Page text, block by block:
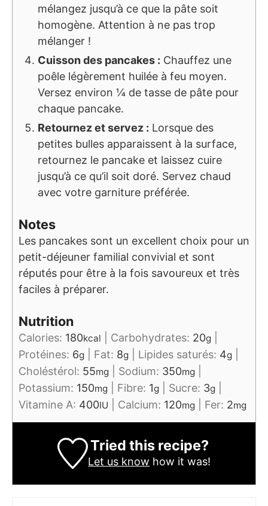
mélangez jusqu’à ce que la pâte soit
homogène. Attention à ne pas trop
mélanger !
Cuisson des pancakes : Chauffez une
poêle légèrement huilée à feu moyen.
Versez environ ¼ de tasse de pâte pour
chaque pancake.
Retournez et servez : Lorsque des
petites bulles apparaissent à la surface,
retournez le pancake et laissez cuire
jusqu’à ce qu’il soit doré. Servez chaud
avec votre garniture préférée.
Notes
Les pancakes sont un excellent choix pour un
petit-déjeuner familial convivial et sont
réputés pour être à la fois savoureux et très
faciles à préparer.
Nutrition
Calories: 180kcal Carbohydrates: 20g
Protéines: 6g Fat: 8g Lipides saturés: 4g
Choléstérol: 55mg Sodium: 350mg
Potassium: 150mg Fibre: 1g Sucre: 3g
Vitamine A: 400IU Calcium: 120mg Fer: 2mg
Tried this recipe?
Let us know how it was!